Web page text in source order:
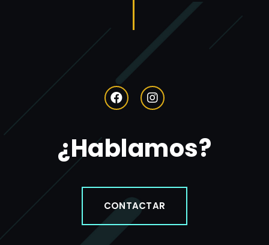
¿Hablamos?
CONTACTAR